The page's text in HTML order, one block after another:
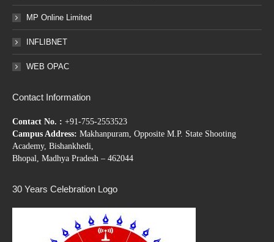
MP Online Limited
INFLIBNET
WEB OPAC
Contact Information
Contact No. : +91-755-2553523
Campus Address: Makhanpuram, Opposite M.P. State Shooting
Academy, Bishankhedi,
Bhopal, Madhya Pradesh – 462044
30 Years Celebration Logo